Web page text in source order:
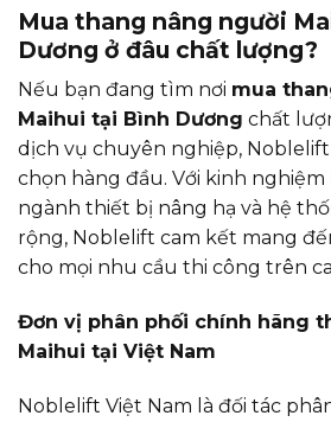
Mua thang nâng người
Dương ở đâu chất lượng?
Nếu bạn đang tìm nơi mua
Maihui tại Bình Dương chất
dịch vụ chuyên nghiệp, Noblelift
chọn hàng đầu. Với kinh
ngành thiết bị nâng hạ và hệ
rộng, Noblelift cam kết mang
cho mọi nhu cầu thi công trên
Đơn vị phân phối chính hãng
Maihui tại Việt Nam
Noblelift Việt Nam là đối tác